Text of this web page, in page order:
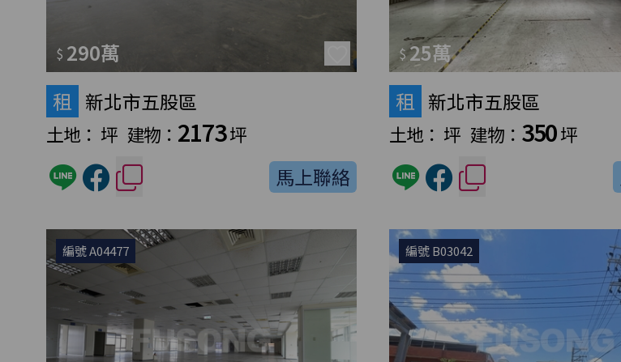
$ 290萬
租 新北市五股區
土地： 坪 建物： 2173坪
馬上聯絡
$25萬
租 新北市五股區
土地： 坪 建物： 350坪
編號 A04477 編號 B03042